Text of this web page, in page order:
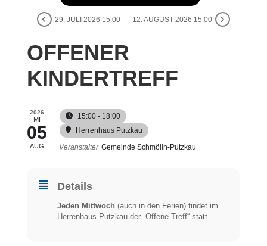
29. JULI 2026 15:00 12. AUGUST 2026 15:00
OFFENER
KINDERTREFF
2026
MI
05
AUG
15:00 - 18:00
Herrenhaus Putzkau
Veranstalter Gemeinde Schmölln-Putzkau
Details
Jeden Mittwoch (auch in den Ferien) findet im
Herrenhaus Putzkau der „Offene Treff“ statt.